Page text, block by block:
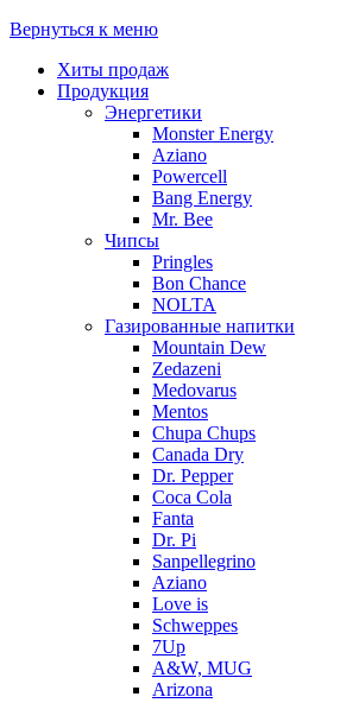
Вернуться к меню
Хиты продаж
Продукция
Энергетики
Monster Energy
Aziano
Powercell
Bang Energy
Mr. Bee
Чипсы
Pringles
Bon Chance
NOLTA
Газированные напитки
Mountain Dew
Zedazeni
Medovarus
Mentos
Chupa Chups
Canada Dry
Dr. Pepper
Coca Cola
Fanta
Dr. Pi
Sanpellegrino
Aziano
Love is
Schweppes
7Up
A&W, MUG
Arizona